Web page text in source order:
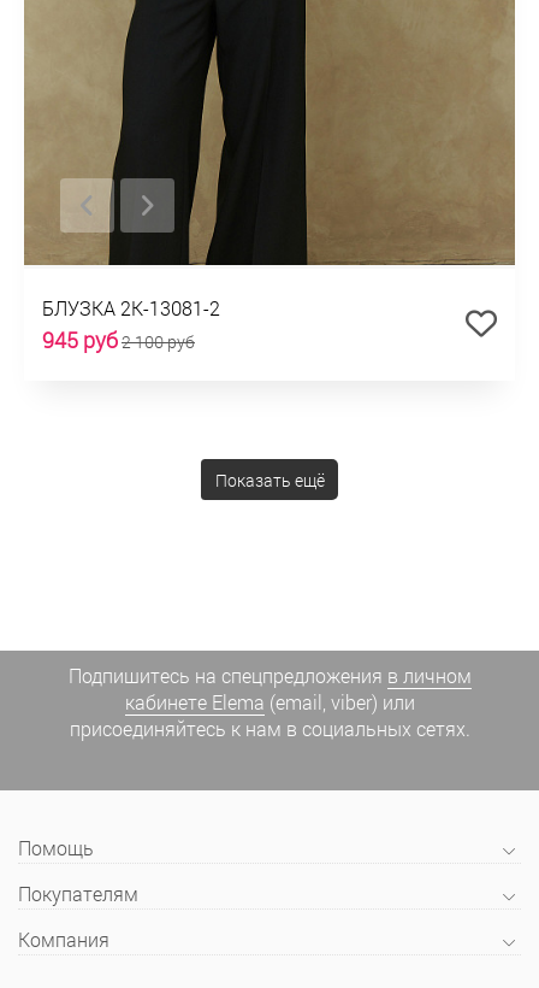
БЛУЗКА 2К-13081-2
945 руб2 100 руб
Показать ещё
Подпишитесь на спецпредложения в личном
кабинете Elema (email, viber) или
присоединяйтесь к нам в социальных сетях.
Помощь
Покупателям
Компания